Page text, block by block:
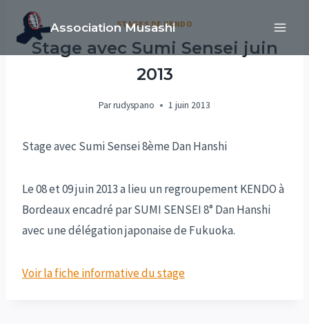
contenu
Association Musashi
STAGES DE KENDO
Stage avec Sumi Sensei juin
2013
Parrudyspano 1 juin 2013
Stage avec Sumi Sensei 8ème Dan Hanshi
Le 08 et 09 juin 2013 a lieu un regroupement KENDO à
Bordeaux encadré par SUMI SENSEI 8° Dan Hanshi
avec une délégation japonaise de Fukuoka.
Voir la fiche informative du stage